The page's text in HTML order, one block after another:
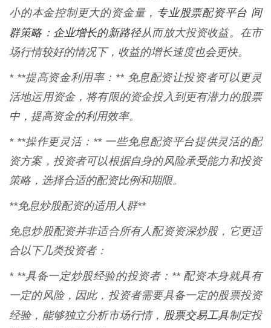
小的本金控制更大的资金量， 专业股票配资平台 间
群策略：企业增长的新路径从而放大投资收益。在市
场行情较好的情况下，收益的增长速度也会更快。
* **提高资金利用率：** 免息配资让投资者可以更灵
活地运用资金，将有限的资金投入到更有潜力的股票
中，提高资金的利用效率。
* **操作更灵活：** 一些免息配资平台提供灵活的配
资方案，投资者可以根据自身的风险承受能力和投资
策略，选择合适的配资比例和期限。
**免息炒股配资的适用人群**
免息炒股配资并非适合所有人配资资深炒股，它更适
合以下几类投资者：
* **具备一定炒股经验的投资者：** 配资本身就具有
一定的风险，因此，投资者需要具备一定的股票投资
经验，能够独立分析市场行情， 股票交易工具制定投